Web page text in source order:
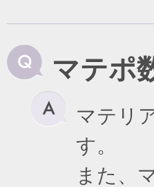
マテポ
マテリ
す。
また、